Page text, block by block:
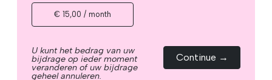
€ 15,00 / month
U kunt het bedrag van uw
bijdrage op ieder moment
veranderen of uw bijdrage
geheel annuleren.
Continue →